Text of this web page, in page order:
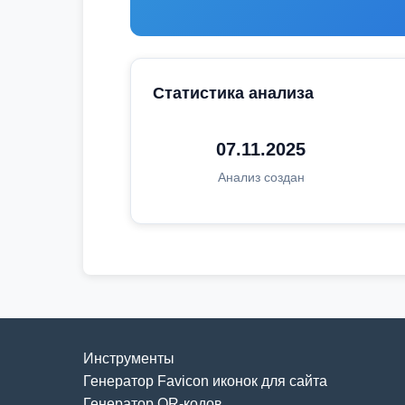
Статистика анализа
07.11.2025
Анализ создан
Инструменты
Генератор Favicon иконок для сайта